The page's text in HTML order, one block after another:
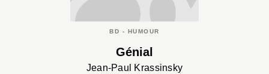
BD - HUMOUR
Génial
Jean-Paul Krassinsky